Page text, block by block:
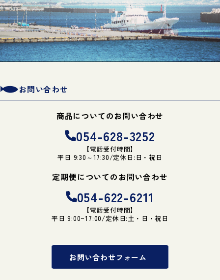
お問い合わせ
商品についてのお問い合わせ
054-628-3252
【電話受付時間】
平日 9:30～17:30/定休日:日・祝日
定期便についてのお問い合わせ
054-622-6211
【電話受付時間】
平日 9:00~17:00/定休日:土・日・祝日
お問い合わせフォーム